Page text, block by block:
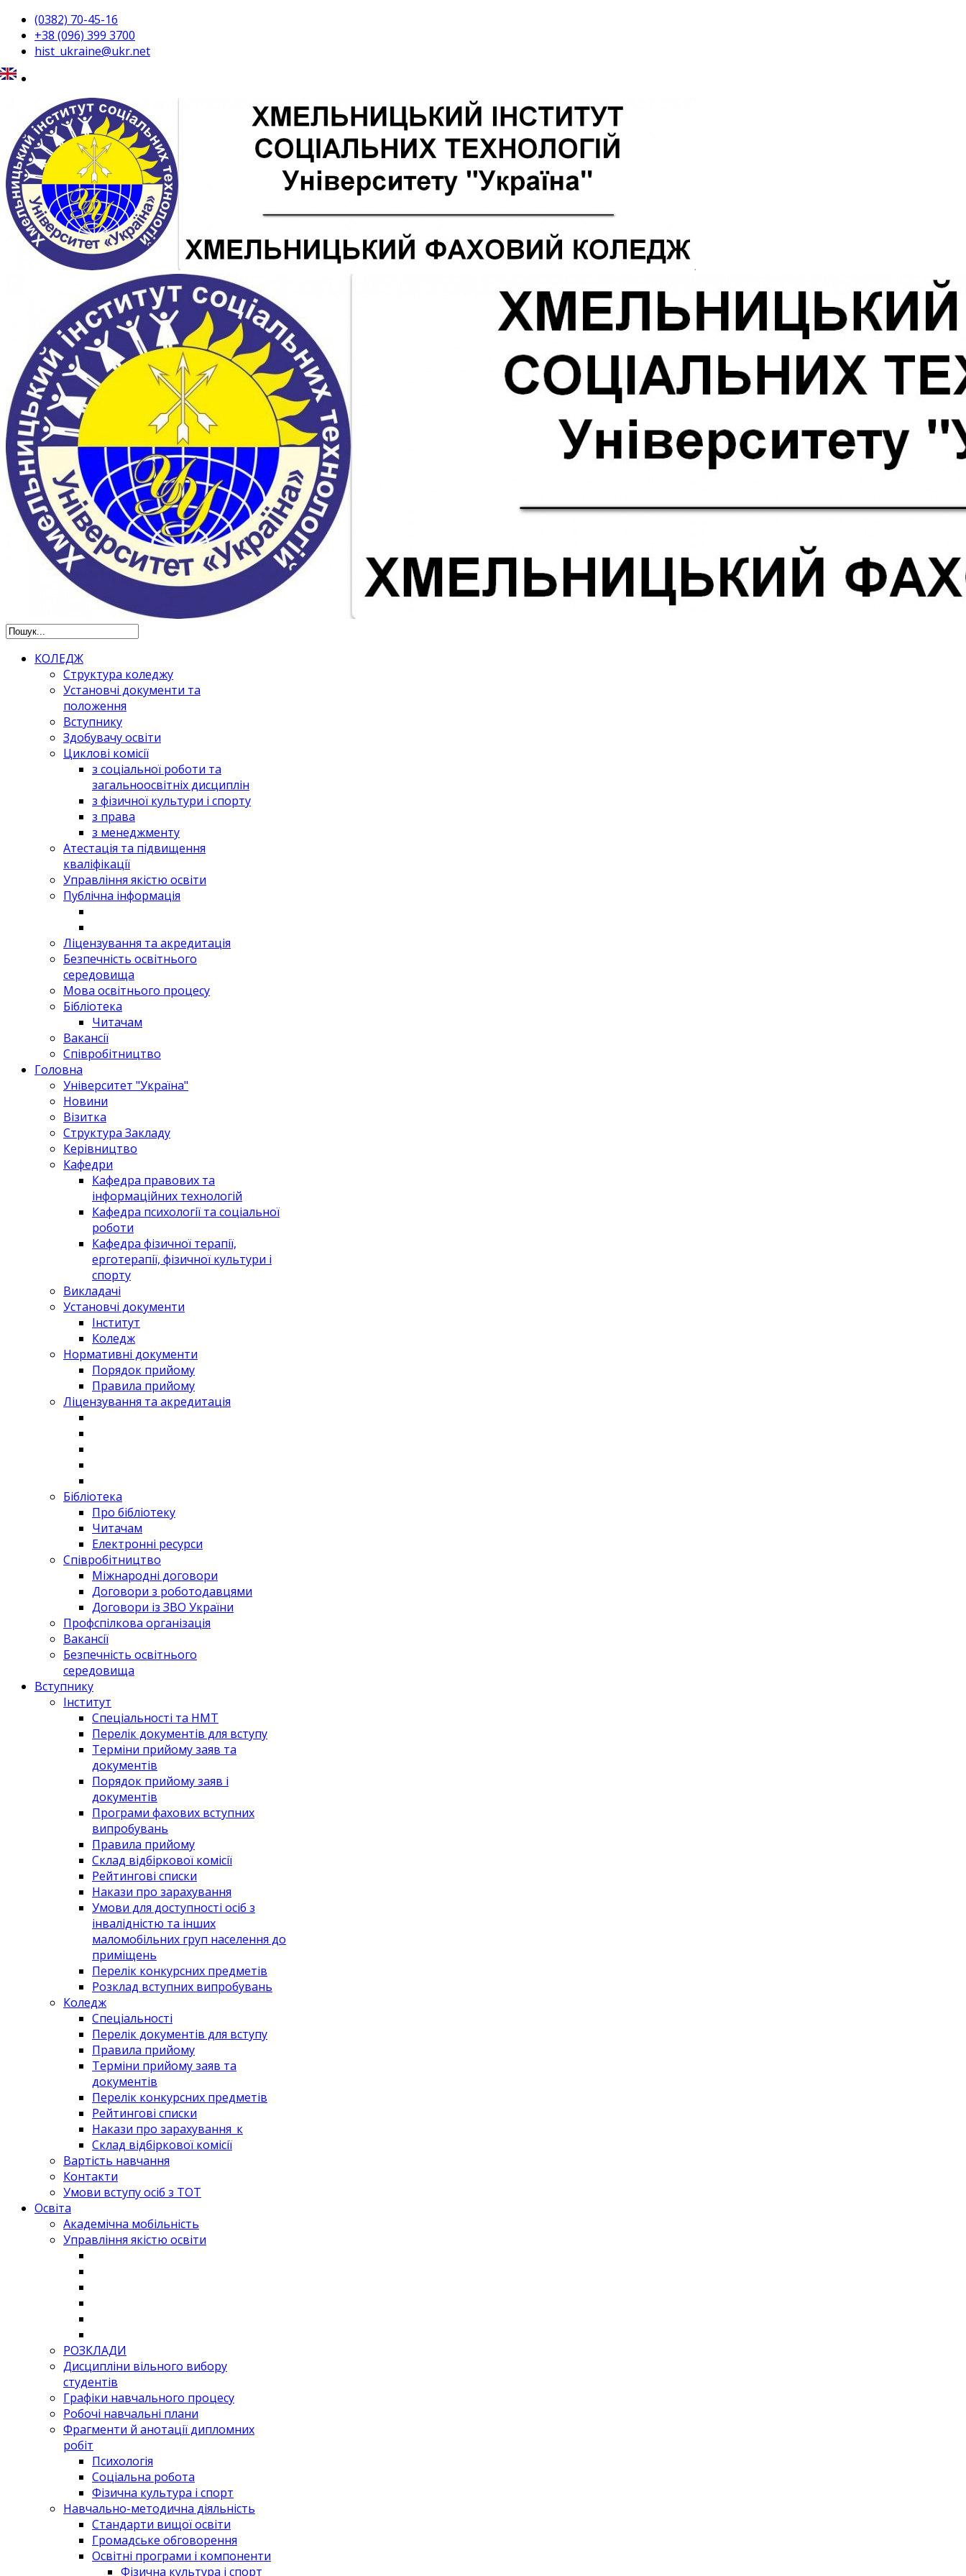
(0382) 70-45-16
+38 (096) 399 3700
hist_ukraine@ukr.net
КОЛЕДЖ
Структура коледжу
Установчі документи та
положення
Вступнику
Здобувачу освіти
Циклові комісії
з соціальної роботи та
загальноосвітніх дисциплін
з фізичної культури і спорту
з права
з менеджменту
Атестація та підвищення
кваліфікації
Управління якістю освіти
Публічна інформація
Ліцензування та акредитація
Безпечність освітнього
середовища
Мова освітнього процесу
Бібліотека
Читачам
Вакансії
Співробітництво
Головна
Університет "Україна"
Новини
Візитка
Структура Закладу
Керівництво
Кафедри
Кафедра правових та
інформаційних технологій
Кафедра психології та соціальної
роботи
Кафедра фізичної терапії,
ерготерапії, фізичної культури і
спорту
Викладачі
Установчі документи
Інститут
Коледж
Нормативні документи
Порядок прийому
Правила прийому
Ліцензування та акредитація
Бібліотека
Про бібліотеку
Читачам
Електронні ресурси
Співробітництво
Міжнародні договори
Договори з роботодавцями
Договори із ЗВО України
Профспілкова організація
Вакансії
Безпечність освітнього
середовища
Вступнику
Інститут
Спеціальності та НМТ
Перелік документів для вступу
Терміни прийому заяв та
документів
Порядок прийому заяв і
документів
Програми фахових вступних
випробувань
Правила прийому
Склад відбіркової комісії
Рейтингові списки
Накази про зарахування
Умови для доступності осіб з
інвалідністю та інших
маломобільних груп населення до
приміщень
Перелік конкурсних предметів
Розклад вступних випробувань
Коледж
Спеціальності
Перелік документів для вступу
Правила прийому
Терміни прийому заяв та
документів
Перелік конкурсних предметів
Рейтингові списки
Накази про зарахування_к
Склад відбіркової комісії
Вартість навчання
Контакти
Умови вступу осіб з ТОТ
Освіта
Академічна мобільність
Управління якістю освіти
РОЗКЛАДИ
Дисципліни вільного вибору
студентів
Графіки навчального процесу
Робочі навчальні плани
Фрагменти й анотації дипломних
робіт
Психологія
Соціальна робота
Фізична культура і спорт
Навчально-методична діяльність
Стандарти вищої освіти
Громадське обговорення
Освітні програми і компоненти
Фізична культура і спорт